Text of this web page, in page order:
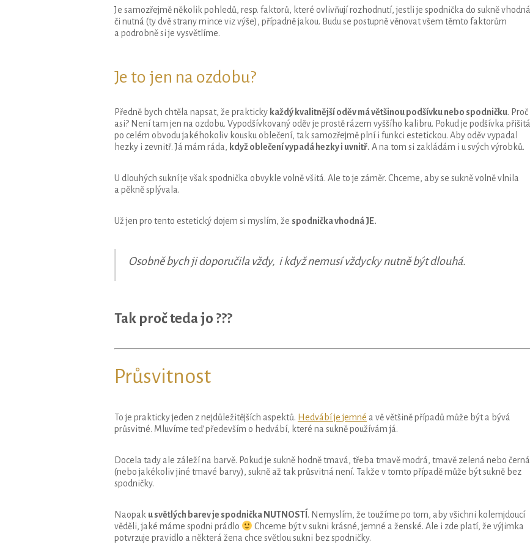
Je samozřejmě několik pohledů, resp. faktorů, které ovlivňují rozhodnutí, jestli je spodnička do sukně vhodná
či nutná (ty dvě strany mince viz výše), případně jakou. Budu se postupně věnovat všem těmto faktorům
a podrobně si je vysvětlíme.
Je to jen na ozdobu?
Předně bych chtěla napsat, že prakticky každý kvalitnější oděv má většinou podšívku nebo spodničku. Proč
asi? Není tam jen na ozdobu. Vypodšívkovaný oděv je prostě rázem vyššího kalibru. Pokud je podšívka přišitá
po celém obvodu jakéhokoliv kousku oblečení, tak samozřejmě plní i funkci estetickou. Aby oděv vypadal
hezky i zevnitř. Já mám ráda, když oblečení vypadá hezky i uvnitř. A na tom si zakládám i u svých výrobků.
U dlouhých sukní je však spodnička obvykle volně všitá. Ale to je záměr. Chceme, aby se sukně volně vlnila
a pěkně splývala.
Už jen pro tento estetický dojem si myslím, že spodnička vhodná JE.
Osobně bych ji doporučila vždy, i když nemusí vždycky nutně být dlouhá.
Tak proč teda jo ???
Průsvitnost
To je prakticky jeden z nejdůležitějších aspektů. Hedvábí je jemné a vě většině případů může být a bývá
průsvitné. Mluvíme teď především o hedvábí, které na sukně používám já.
Docela tady ale záleží na barvě. Pokud je sukně hodně tmavá, třeba tmavě modrá, tmavě zelená nebo černá
(nebo jakékoliv jiné tmavé barvy), sukně až tak průsvitná není. Takže v tomto případě může být sukně bez
spodničky.
Naopak u světlých barev je spodnička NUTNOSTÍ. Nemyslím, že toužíme po tom, aby všichni kolemjdoucí
věděli, jaké máme spodni prádlo
Chceme být v sukni krásné, jemné a ženské. Ale i zde platí, že výjimka
potvrzuje pravidlo a některá žena chce světlou sukni bez spodničky.